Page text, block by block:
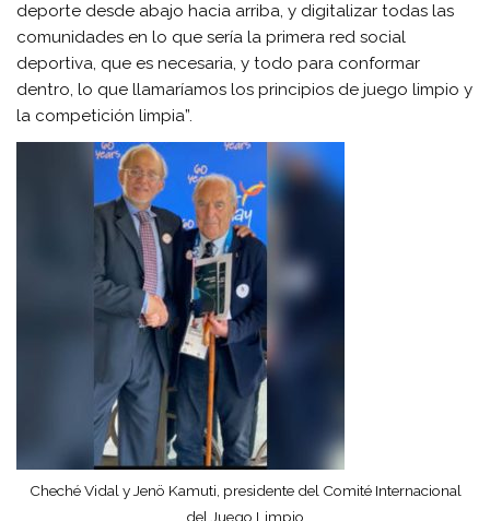
deporte desde abajo hacia arriba, y digitalizar todas las
comunidades en lo que sería la primera red social
deportiva, que es necesaria, y todo para conformar
dentro, lo que llamaríamos los principios de juego limpio y
la competición limpia”.
Cheché Vidal y Jenö Kamuti, presidente del Comité Internacional
del Juego Limpio